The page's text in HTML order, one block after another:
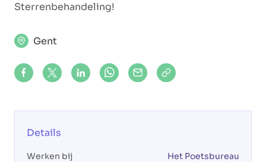
Glowi Glowi Jobs Het Poetsbureau
Sterrenbehandeling!
Share on Facebook
Share on X (formerly Twitter)
Share on LinkedIn
Share via Whatsapp
Share via Mail
Copy to clipboard
Gent
Details
Werken bij Het Poetsbureau